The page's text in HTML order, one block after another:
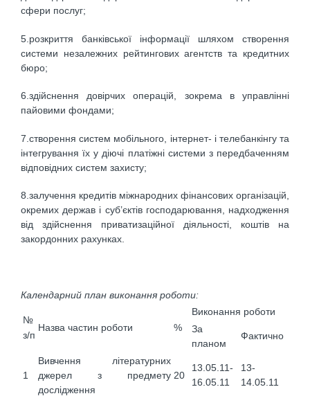
сфери послуг;
5.розкриття банківської інформації шляхом створення
системи незалежних рейтингових агентств та кредитних
бюро;
6.здійснення довірчих операцій, зокрема в управлінні
пайовими фондами;
7.створення систем мобільного, інтернет- і телебанкінгу та
інтегрування їх у діючі платіжні системи з передбаченням
відповідних систем захисту;
8.залучення кредитів міжнародних фінансових організацій,
окремих держав і суб’єктів господарювання, надходження
від здійснення приватизаційної діяльності, коштів на
закордонних рахунках.
Календарний план виконання роботи:
№
з/п
Назва частин роботи %
Виконання роботи
За
планом
Фактично
1
Вивчення літературних
джерел з предмету
дослідження
20
13.05.11-
16.05.11
13-
14.05.11